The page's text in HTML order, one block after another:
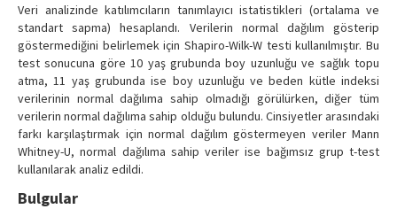
Veri analizinde katılımcıların tanımlayıcı istatistikleri (ortalama ve
standart sapma) hesaplandı. Verilerin normal dağılım gösterip
göstermediğini belirlemek için Shapiro-Wilk-W testi kullanılmıştır. Bu
test sonucuna göre 10 yaş grubunda boy uzunluğu ve sağlık topu
atma, 11 yaş grubunda ise boy uzunluğu ve beden kütle indeksi
verilerinin normal dağılıma sahip olmadığı görülürken, diğer tüm
verilerin normal dağılıma sahip olduğu bulundu. Cinsiyetler arasındaki
farkı karşılaştırmak için normal dağılım göstermeyen veriler Mann
Whitney-U, normal dağılıma sahip veriler ise bağımsız grup t-test
kullanılarak analiz edildi.
Bulgular